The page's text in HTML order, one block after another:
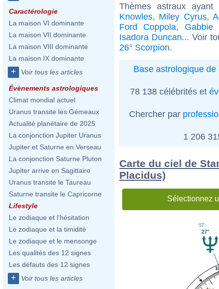
Caractérologie
La maison VI dominante
La maison VII dominante
La maison VIII dominante
La maison IX dominante
+ Voir tous les articles
Évènements astrologiques
Climat mondial actuel
Uranus transite les Gémeaux
Actualité planétaire de 2025
La conjonction Jupiter Uranus
Jupiter et Saturne en Verseau
La conjonction Saturne Pluton
Jupiter arrive en Sagittaire
Uranus transite le Taureau
Saturne transite le Capricorne
Lifestyle
Le zodiaque et l'hésitation
Le zodiaque et la timidité
Le zodiaque et le mensonge
Les qualités des 12 signes
Les défauts des 12 signes
+ Voir tous les articles
Thèmes astraux
Knowles, Miley Cyrus,
Ford Coppola, Gabbie
Isadora Duncan... Voir
26° Scorpion.
Base astrologique de
78 138 célébrités et
Chercher par
1 206
Carte du ciel de
Placidus)
Sélectionnez
27°
57'